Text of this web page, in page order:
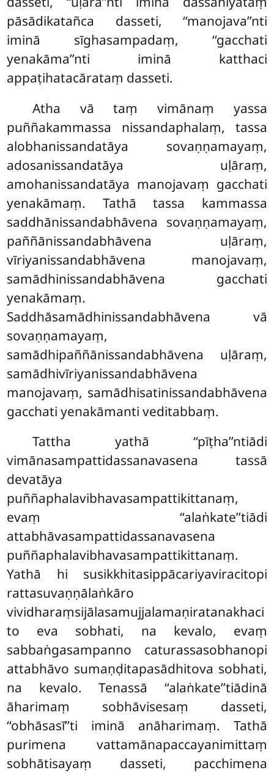
pāsādikatañca dasseti, ‘‘manojava’’nti
iminā sīghasampadaṃ, ‘‘gacchati
yenakāma’’nti iminā katthaci
appaṭihatacārataṃ dasseti.
Atha vā taṃ vimānaṃ yassa
puññakammassa nissandaphalaṃ, tassa
alobhanissandatāya sovaṇṇamayaṃ,
adosanissandatāya uḷāraṃ,
amohanissandatāya manojavaṃ gacchati
yenakāmaṃ. Tathā tassa kammassa
saddhānissandabhāvena sovaṇṇamayaṃ,
paññānissandabhāvena uḷāraṃ,
vīriyanissandabhāvena manojavaṃ,
samādhinissandabhāvena gacchati
yenakāmaṃ.
Saddhāsamādhinissandabhāvena vā
sovaṇṇamayaṃ,
samādhipaññānissandabhāvena uḷāraṃ,
samādhivīriyanissandabhāvena
manojavaṃ, samādhisatinissandabhāvena
gacchati yenakāmanti veditabbaṃ.
Tattha yathā ‘‘pīṭha’’ntiādi
vimānasampattidassanavasena tassā
devatāya
puññaphalavibhavasampattikittanaṃ,
evaṃ ‘‘alaṅkate’’tiādi
attabhāvasampattidassanavasena
puññaphalavibhavasampattikittanaṃ.
Yathā hi susikkhitasippācariyaviracitopi
rattasuvaṇṇālaṅkāro
vividharaṃsijālasamujjalamaṇiratanakhaci
to eva sobhati, na kevalo, evaṃ
sabbaṅgasampanno caturassasobhanopi
attabhāvo sumaṇḍitapasādhitova sobhati,
na kevalo. Tenassā ‘‘alaṅkate’’tiādinā
āharimaṃ sobhāvisesaṃ dasseti,
‘‘obhāsasī’’ti iminā anāharimaṃ. Tathā
purimena vattamānapaccayanimittaṃ
sobhātisayaṃ dasseti, pacchimena